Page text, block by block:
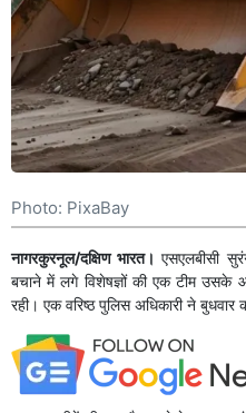
Photo: PixaBay
नागरकुरनूल/दक्षिण भारत। एसएलबीसी
बचाने में लगे विशेषज्ञों की एक टीम
रही। एक वरिष्ठ पुलिस अधिकारी ने बुधवार